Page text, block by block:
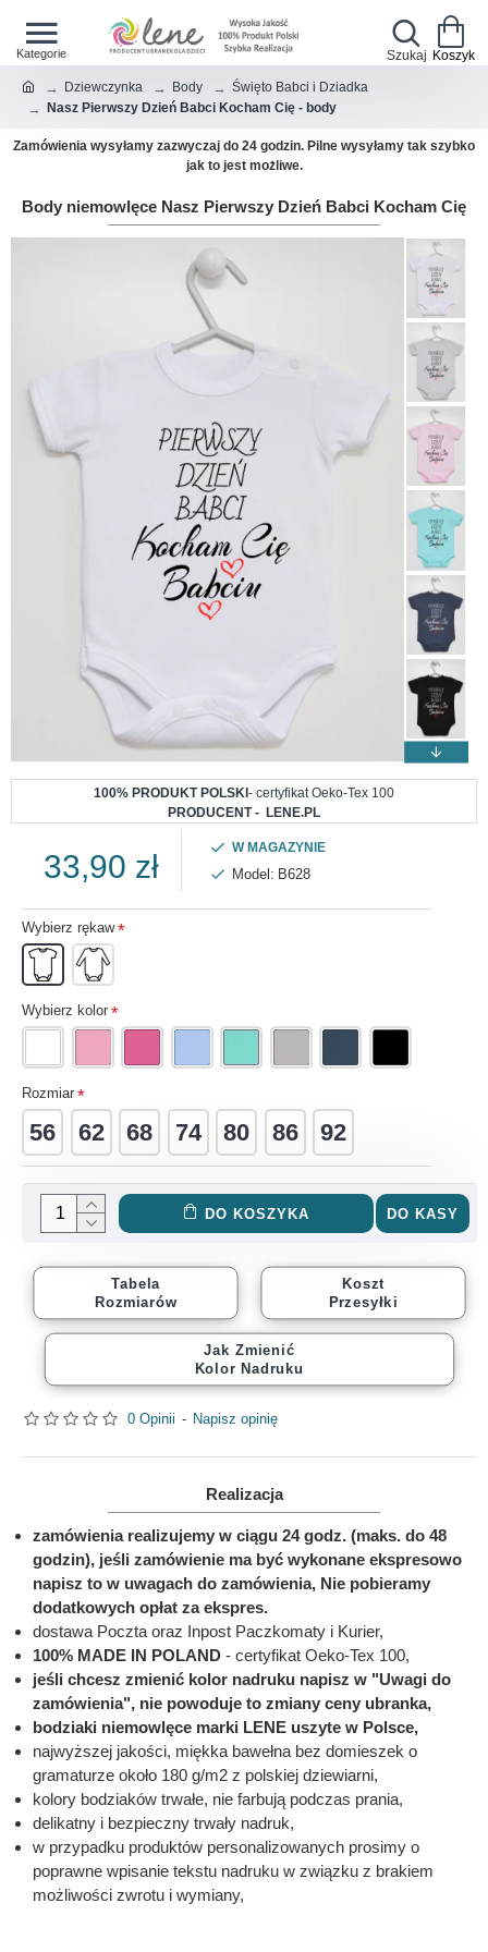
Dziewczynka Body
Święto Babci i Dziadka
Nasz Pierwszy Dzień Babci Kocham Cię - body
Zamówienia wysyłamy zazwyczaj do 24 godzin. Pilne wysyłamy tak szybko
jak to jest możliwe.
Body niemowlęce Nasz Pierwszy Dzień Babci Kocham Cię
100% PRODUKT POLSKI - certyfikat Oeko-Tex 100
PRODUCENT - LENE.PL
0 Opinii - Napisz opinię
33,90 zł
W MAGAZYNIE
Model: B628
Wybierz rękaw
Wybierz kolor
Rozmiar
56 62 68 74 80 86 92
DO KOSZYKA DO KASY
Tabela
Rozmiarów
Koszt
Przesyłki
Jak Zmienić
Kolor Nadruku
Realizacja
zamówienia realizujemy w ciągu 24 godz. (maks. do 48
godzin), jeśli zamówienie ma być wykonane ekspresowo
napisz to w uwagach do zamówienia, Nie pobieramy
dodatkowych opłat za ekspres.
dostawa Poczta oraz Inpost Paczkomaty i Kurier,
100% MADE IN POLAND - certyfikat Oeko-Tex 100,
jeśli chcesz zmienić kolor nadruku napisz w "Uwagi do
zamówienia", nie powoduje to zmiany ceny ubranka,
bodziaki niemowlęce marki LENE uszyte w Polsce,
najwyższej jakości, miękka bawełna bez domieszek o
gramaturze około 180 g/m2 z polskiej dziewiarni,
kolory bodziaków trwałe, nie farbują podczas prania,
delikatny i bezpieczny trwały nadruk,
w przypadku produktów personalizowanych prosimy o
poprawne wpisanie tekstu nadruku w związku z brakiem
możliwości zwrotu i wymiany,